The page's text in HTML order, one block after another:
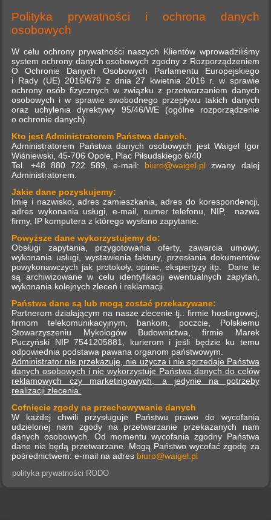
Polityka prywatności i ochrona danych
osobowych
W celu ochrony prywatności naszych Klientów wprowadziliśmy
system ochrony danych osobowych zgodny z Rozporządzeniem
O Ochronie Danych Osobowych Parlamentu Europejskiego
i Rady (UE) 2016/679 z dnia 27 kwietnia 2016 r. w sprawie
ochrony osób fizycznych w związku z przetwarzaniem danych
osobowych i w sprawie swobodnego przepływu takich danych
oraz uchylenia dyrektywy 95/46/WE (ogólne rozporządzenie
o ochronie danych).
Kto jest Administratorem Państwa danych.
Administratorem Państwa danych osobowych jest Waigel Igor
Wiśniewski, 45-706 Opole, Plac Piłsudskiego 6/40
Tel. +48 880 722 589, e-mail: biuro@waigel.pl zwany dalej
Administratorem.
Jakie dane pozyskujemy:
Imię i nazwisko, adres zamieszkania, adres do korespondencji,
adres wykonania usługi, e-mail, numer telefonu, NIP, nazwa
firmy, IP komputera z którego wysłano zapytanie.
Powyższe dane wykorzystujemy do:
Obsługi zapytania, przygotowania oferty, zawarcia umowy,
wykonania usługi, wystawienia faktury, przesłania dokumentów
powykonawczych jak protokoły, opinie, ekspertyzy itp. Dane te
są archiwizowane w celu identyfikacji ewentualnych zapytań,
wykonania kolejnych zleceń i reklamacji.
Państwa dane są lub mogą zostać przekazywane:
Partnerom działającym na nasze zlecenie tj.: firmie hostingowej,
firmom telekomunikacyjnym, bankom, poczcie, Polskiemu
Stowarzyszeniu Mykologów Budownictwa, firmie Marek
Puczyński NIP 7541205881, kurierom i jeśli będzie ku temu
odpowiednia podstawa pawana organom państwowym.
Administrator nie przekazuje, nie użycza i nie sprzedaje Państwa
danych osobowych i nie wykorzystuje Państwa danych do celów
reklamowych czy marketingowych, a jedynie na potrzeby
realizacji zlecenia.
Cofnięcie zgody na przechowywanie danych
W każdej chwili przysługuje Państwu prawo do wycofania
udzielonej nam zgody na przetwarzanie przekazanych nam
danych osobowych. Od momentu wycofania zgodny Państwa
dane nie będą przetwarzane. Mogą Państwo wycofać zgodę za
pośrednictwem: e-mail na adres biuro@waigel.pl
polityka prywatności RODO